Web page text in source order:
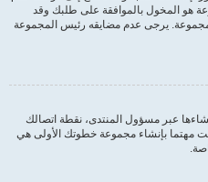
هو المخول بالموافقة على طلبك وقد
يرجى عدم مضايقه رئيس المجموعة
عبر مسؤول المنتدى، نقطة اتصالك
مهتما بإنشاء مجموعة خطوتك الأولى هي